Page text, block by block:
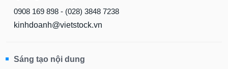
0908 169 898 - (028) 3848 7238
kinhdoanh@vietstock.vn
Sáng tạo nội dung